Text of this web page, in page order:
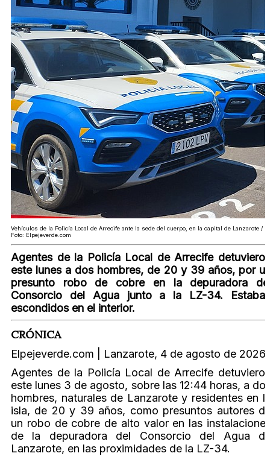
Vehículos de la Policía Local de Arrecife ante la sede del cuerpo, en la capital de Lanzarote /
Foto: Elpejeverde.com
Agentes de la Policía Local de Arrecife
este lunes a dos hombres, de 20 y 39 años, por
presunto robo de cobre en la depuradora
Consorcio del Agua junto a la LZ-34.
escondidos en el interior.
CRÓNICA
Elpejeverde.com | Lanzarote, 4 de agosto de 2026
Agentes de la Policía Local de Arrecife
este lunes 3 de agosto, sobre las 12:44 horas, a
hombres, naturales de Lanzarote y residentes en
isla, de 20 y 39 años, como presuntos autores
un robo de cobre de alto valor en las
de la depuradora del Consorcio del Agua
Lanzarote, en las proximidades de la LZ-34.